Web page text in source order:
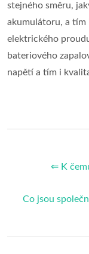
stejného směru,
akumulátoru, a tím
elektrického
bateriového
napětí a tím i
⇐ K
Co jsou